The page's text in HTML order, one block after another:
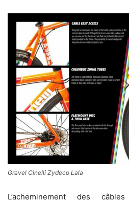
Gravel Cinelli Zydeco Lala
L’acheminement des